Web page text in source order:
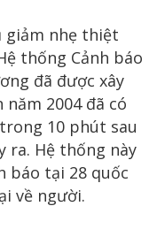
giảm nhẹ thiệt
thống Cảnh báo
đã được xây
2004 đã có
10 phút sau
ra. Hệ thống này
báo tại 28 quốc
về người.